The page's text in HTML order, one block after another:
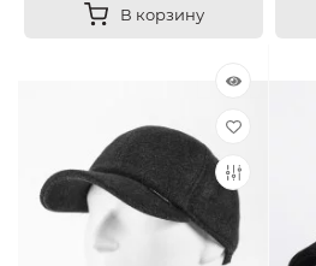
В корзину